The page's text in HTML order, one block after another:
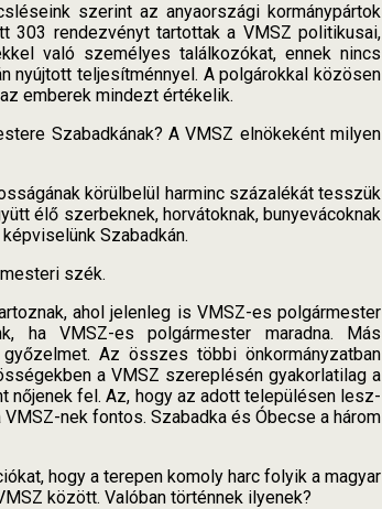
szerint az anyaországi kormánypártok
303 rendezvényt tartottak a VMSZ politikusai,
való személyes találkozókat, ennek nincs
nyújtott teljesítménnyel. A polgárokkal közösen
emberek mindezt értékelik.
Szabadkának? A VMSZ elnökeként milyen
körülbelül harminc százalékát tesszük
élő szerbeknek, horvátoknak, bunyevácoknak
Szabadkán.
szék.
ahol jelenleg is VMSZ-es polgármester
ha VMSZ-es polgármester maradna. Más
Az összes többi önkormányzatban
a VMSZ szereplésén gyakorlatilag a
nőjenek fel. Az, hogy az adott településen lesz-
nek fontos. Szabadka és Óbecse a három
hogy a terepen komoly harc folyik a magyar
között. Valóban történnek ilyenek?